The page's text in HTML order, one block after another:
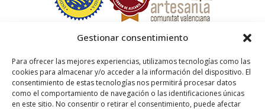
Gestionar consentimiento
Para ofrecer las mejores experiencias, utilizamos tecnologías como las
cookies para almacenar y/o acceder a la información del dispositivo. El
consentimiento de estas tecnologías nos permitirá procesar datos
como el comportamiento de navegación o las identificaciones únicas
en este sitio. No consentir o retirar el consentimiento, puede afectar